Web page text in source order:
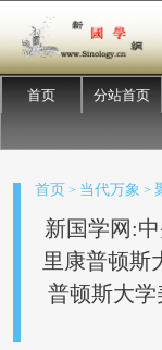
首页 分站首页
首页 > 当代万象 >
新国学网:
里康普顿斯
普顿斯大